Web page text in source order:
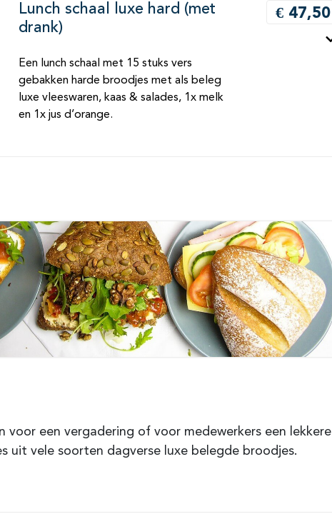
Lunch schaal luxe hard (met
drank)
Een lunch schaal met 15 stuks vers
gebakken harde broodjes met als beleg
luxe vleeswaren, kaas & salades, 1x melk
en 1x jus d’orange.
€ 47,50
voor een vergadering of voor medewerkers een lekkere
uit vele soorten dagverse luxe belegde broodjes.